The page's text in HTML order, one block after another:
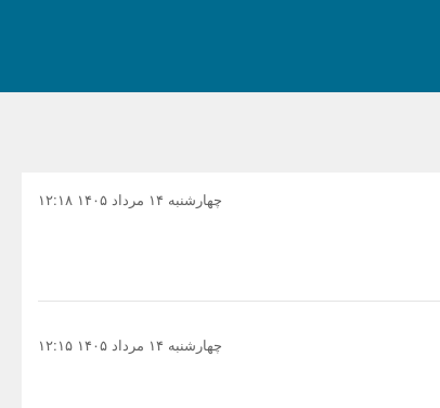
چهارشنبه ۱۴ مرداد ۱۴۰۵ ۱۲:۱۸
چهارشنبه ۱۴ مرداد ۱۴۰۵ ۱۲:۱۵